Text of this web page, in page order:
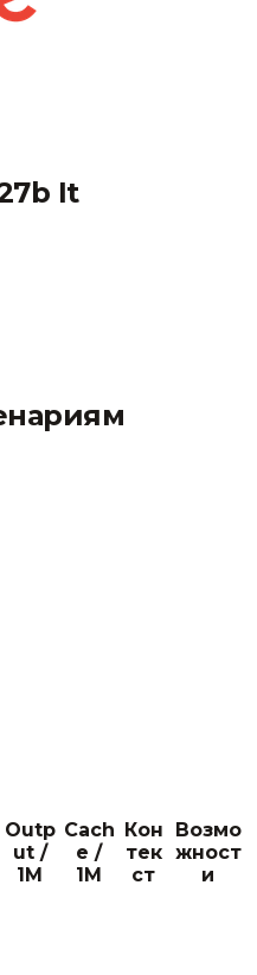
It
Outp
ut /
1M
Cach
e /
1M
Кон
тек
ст
Возмо
жност
и